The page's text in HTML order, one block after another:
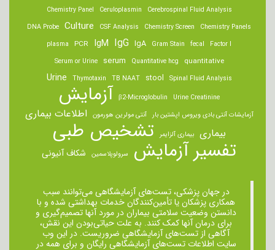
Cerebrospinal Fluid Analysis
Ceruloplasmin
Chemistry Panel
Chemistry Panels
Chemistry Screen
CSF Analysis
Culture
DNA Probe
Factor I
fecal
Gram Stain
IgA
IgG
IgM
PCR
plasma
quantitative
Quantitative hcg
serum
Serum or Urine
Spinal Fluid Analysis
stool
TB NAAT
Thymotaxin
Urine
Urine Creatinine
β2-Microglobulin آزمایش
آزمایشات آنتی بادی ویروس اپشتین بار آنتی مولرین هورمون اطلاعات بیماری
بیماری بیماری آلزایمر تشخیص طبی
تفسیر آزمایش سرولوپلاسمین شکاف آنیونی
در جهان پزشکی، تست‌های آزمایشگاهی می‌توانند سبب
همکاری پزشکان یا تأمین‌کنندگان خدمات بهداشتی شده و با
دانستن وضعیت سلامتی بیماران در مورد آنها تصمیم‌گیری و
برای درمان ‌آنها کمک کنند. به علت حیاتی‌بودن این نقش،
آگاهی از تست‌های آزمایشگاهی ضروریست. در این وب
سایت اطلاعات تست‌های آزمایشگاهی رایگان و برای همه در